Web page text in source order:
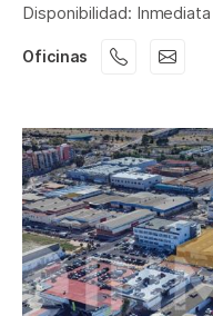
Disponibilidad: Inmediata
Oficinas